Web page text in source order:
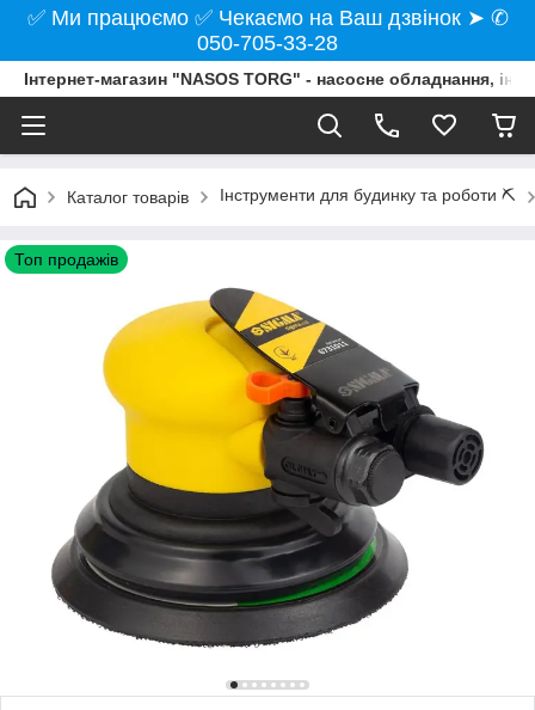
✅ Ми працюємо ✅ Чекаємо на Ваш дзвінок ➤ ✆
050-705-33-28
Інтернет-магазин "NASOS TORG" - насосне обладнання,
Каталог товарів Інструменти для будинку та роботи ⛏️
Топ продажів